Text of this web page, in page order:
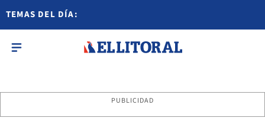
TEMAS DEL DÍA:
PUBLICIDAD